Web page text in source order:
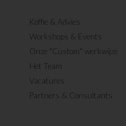
Koffie & Advies
Workshops & Events
Onze "Custom" werkwijze
Het Team
Vacatures
Partners & Consultants